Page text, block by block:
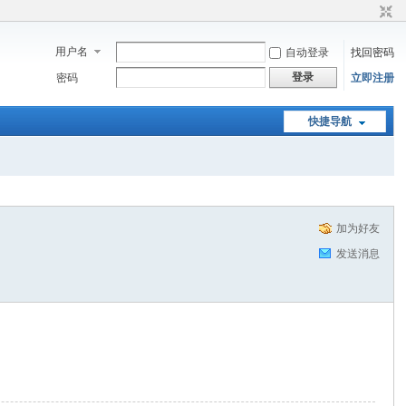
用户名 自动登录
找回密码
密码
登录 立即注册
快捷导航
加为好友
发送消息